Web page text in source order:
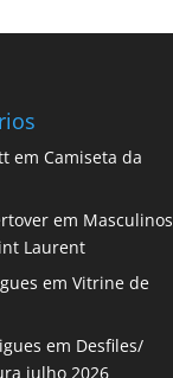
em Camiseta da
em Masculinos
Laurent
emVitrine de
em Desfiles/
julho 2026